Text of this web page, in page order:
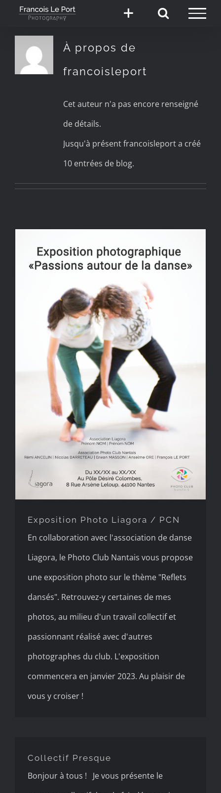
Passer
contenu
À propos de
francoisleport
Cet auteur n'a pas encore renseigné
de détails.
Jusqu'à présent francoisleport a créé
10 entrées de blog.
Exposition Photo Liagora /
PCN
Exposition Photo Liagora / PCN
En collaboration avec l'association de danse
Liagora, le Photo Club Nantais vous propose
une exposition photo sur le thème "Reflets
dansés". Retrouvez-y certaines de mes
photos, au milieu d'un travail collectif et
passionnant réalisé avec d'autres
photographes du club. L'exposition
commencera en janvier 2023. Au plaisir de
vous y croiser !
Collectif Presque
Bonjour à tous ! Je vous présente le